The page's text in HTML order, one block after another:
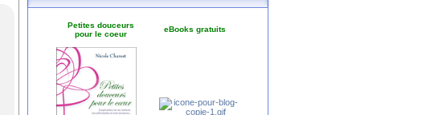
Petites douceurs
pour le coeur
eBooks gratuits